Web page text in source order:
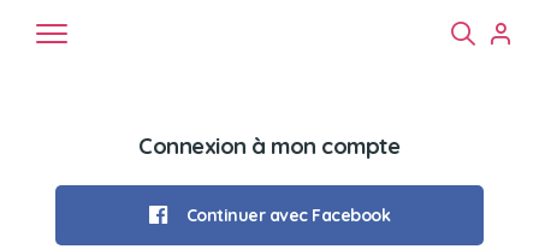
Connexion à mon compte
Continuer avec Facebook